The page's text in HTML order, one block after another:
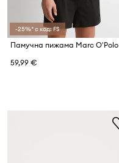
-25%* с код: FS
Памучна пижама Marc O'Polo
59,99 €